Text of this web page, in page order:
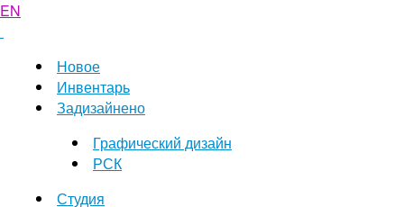
EN
Новое
Инвентарь
Задизайнено
Графический дизайн
РСК
Студия